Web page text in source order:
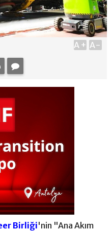
A+ A-
Birliği'nin "Ana Akım